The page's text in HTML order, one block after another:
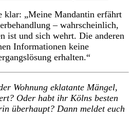
„Meine Mandantin erfährt
– wahrscheinlich,
ist und sich wehrt. Die anderen
Informationen keine
erhalten.“
Wohnung eklatante Mängel,
Oder habt ihr Kölns besten
überhaupt? Dann meldet euch